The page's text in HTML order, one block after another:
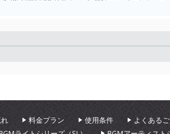
料金プラン 使用条件 よくある